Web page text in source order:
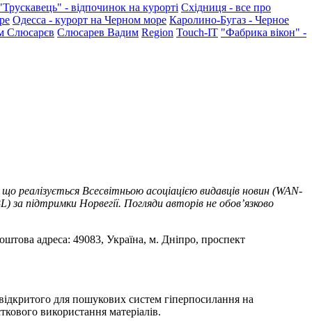
- відпочинок на курорті Східниця - все про
Одесса - курорт на Черном море Каролино-Бугаз - Черное
Слюсарєв Слюсарев Вадим Region Touch-IT "Фабрика вікон" -
Всесвітньою асоціацією видавців новин (WAN-
підтримки Норвегії. Погляди авторів не обов’язково
адреса: 49083, Україна, м. Дніпро, проспект
для пошукових систем гіперпосилання на
використання матеріалів.